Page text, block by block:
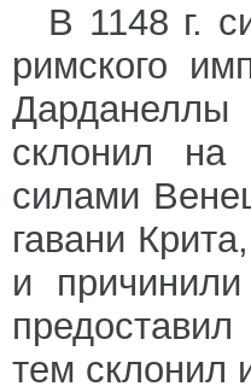
В 1148 г.
римского
Дарданеллы
склонил на
силами
гавани
и
тем склонил